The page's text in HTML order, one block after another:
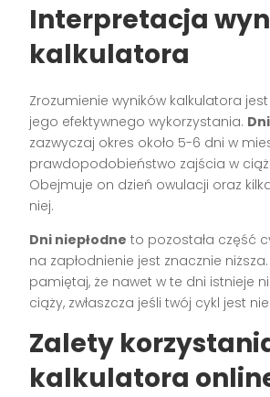
Interpretacja
kalkulatora
Zrozumienie wyników kalkulatora
jego efektywnego wykorzystania.
zazwyczaj okres około 5-6 dni w
prawdopodobieństwo zajścia w
Obejmuje on dzień owulacji oraz
niej.
Dni niepłodne to pozostała część
na zapłodnienie jest znacznie
pamiętaj, że nawet w te dni istnieje
ciąży, zwłaszcza jeśli twój cykl jest
Zalety
kalkulatora